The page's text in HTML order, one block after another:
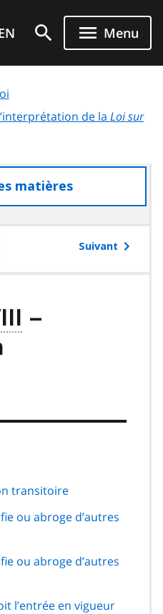
Menu
de laLoi sur
matières
à
table
Suivant
–
navigation
page
transitoire
ou abroge d’autres
ou abroge d’autres
l’entrée en vigueur